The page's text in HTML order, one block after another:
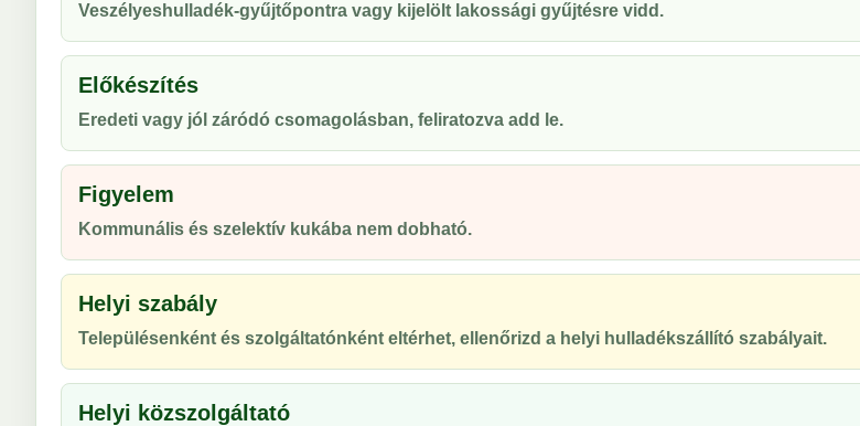
Veszélyeshulladék-gyűjtőpontra vagy kijelölt lakossági gyűjtésre vidd.
Előkészítés
Eredeti vagy jól záródó csomagolásban, feliratozva add le.
Figyelem
Kommunális és szelektív kukába nem dobható.
Helyi szabály
Településenként és szolgáltatónként eltérhet, ellenőrizd a helyi hulladékszállító szabályait.
Helyi közszolgáltató